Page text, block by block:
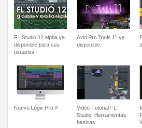
FL Studio 12 alpha ya
disponible para sus
usuarios
Avid Pro Tools 11 ya
disponible.
Nuevo Logic Pro X
Video Tutorial FL
Studio: Herramientas
básicas.